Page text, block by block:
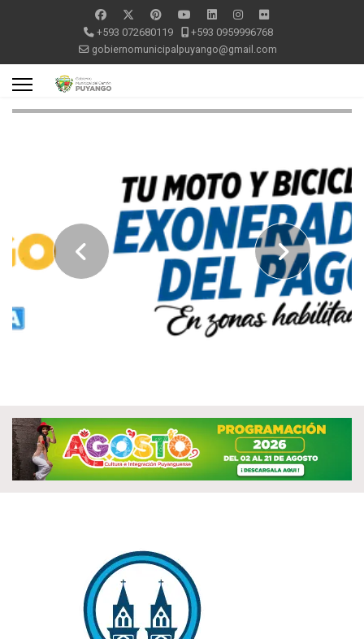
+593 072680119
+593 0959996768
gobiernomunicipalpuyango@gmail.com